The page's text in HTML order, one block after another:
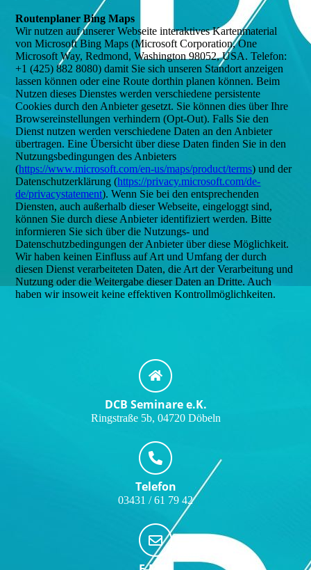
Routenplaner Bing Maps
Wir nutzen auf unserer Webseite interaktives Kartenmaterial
von Microsoft Bing Maps (Microsoft Corporation, One
Microsoft Way, Redmond, Washington 98052, USA. Telefon:
+1 (425) 882 8080) damit Sie sich unseren Standort anzeigen
lassen können oder eine Route dorthin planen können. Beim
Nutzen dieses Dienstes werden verschiedene persistente
Cookies durch den Anbieter gesetzt. Sie können dies über Ihre
Browsereinstellungen verhindern (Opt-Out). Falls Sie den
Dienst nutzen werden verschiedene Daten an den Anbieter
übertragen. Eine Übersicht über diese Daten finden Sie in den
Nutzungsbedingungen des Anbieters
(https://www.microsoft.com/en-us/maps/product/terms) und der
Datenschutzerklärung (https://privacy.microsoft.com/de-
de/privacystatement). Wenn Sie bei den entsprechenden
Diensten, auch außerhalb dieser Webseite, eingeloggt sind,
können Sie durch diese Anbieter identifiziert werden. Bitte
informieren Sie sich über die Nutzungs- und
Datenschutzbedingungen der Anbieter über diese Möglichkeit.
Wir haben keinen Einfluss auf Art und Umfang der durch
diesen Dienst verarbeiteten Daten, die Art der Verarbeitung und
Nutzung oder die Weitergabe dieser Daten an Dritte. Auch
haben wir insoweit keine effektiven Kontrollmöglichkeiten.
DCB Seminare e.K.
Ringstraße 5b, 04720 Döbeln
Telefon
03431 / 61 79 42